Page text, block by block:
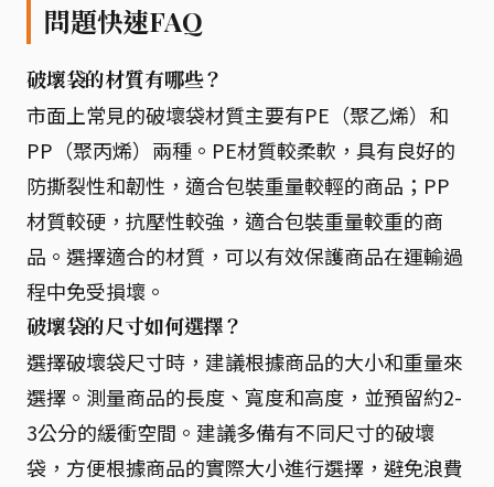
問題快速FAQ
破壞袋的材質有哪些？
市面上常見的破壞袋材質主要有PE（聚乙烯）和
PP（聚丙烯）兩種。PE材質較柔軟，具有良好的
防撕裂性和韌性，適合包裝重量較輕的商品；PP
材質較硬，抗壓性較強，適合包裝重量較重的商
品。選擇適合的材質，可以有效保護商品在運輸過
程中免受損壞。
破壞袋的尺寸如何選擇？
選擇破壞袋尺寸時，建議根據商品的大小和重量來
選擇。測量商品的長度、寬度和高度，並預留約2-
3公分的緩衝空間。建議多備有不同尺寸的破壞
袋，方便根據商品的實際大小進行選擇，避免浪費